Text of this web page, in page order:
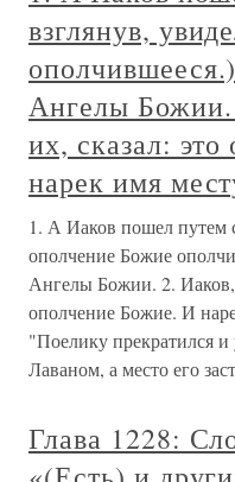
взглянув,
Ангелы Божии.
их, сказал:
нарек имя
1. А Иаков пошел путем
ополчение Божие
Ангелы Божии. 2. Иаков,
ополчение Божие. И
"Поелику прекратился
Лаваном, а место его
Глава 1228: